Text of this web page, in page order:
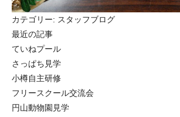
カテゴリー: スタッフブログ
最近の記事
ていねプール
さっぱち見学
小樽自主研修
フリースクール交流会
円山動物園見学